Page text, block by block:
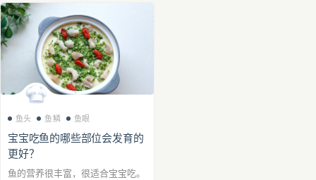
鱼头 鱼鳞 鱼眼
宝宝吃鱼的哪些部位会发育的
更好？
鱼的营养很丰富，很适合宝宝吃。